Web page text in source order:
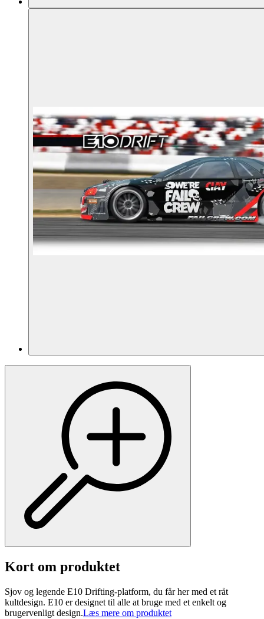
Kort om produktet
Sjov og legende E10 Drifting-platform, du får her med et råt
kultdesign. E10 er designet til alle at bruge med et enkelt og
brugervenligt design.Læs mere om produktet